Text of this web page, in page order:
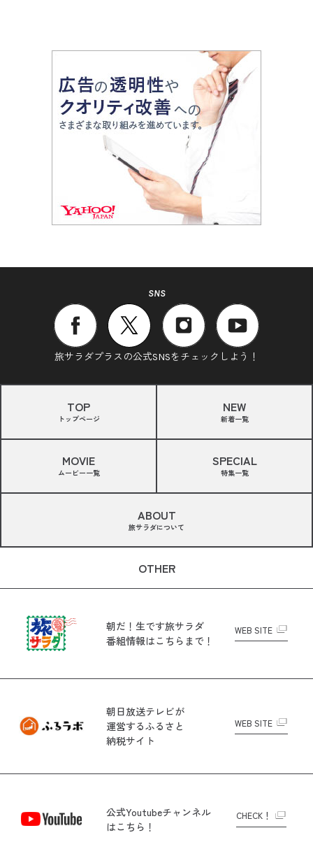
SNS
旅サラダプラスの公式SNSをチェックしよう！
TOP
トップページ
NEW
新着一覧
MOVIE
ムービー一覧
SPECIAL
特集一覧
ABOUT
旅サラダについて
OTHER
朝だ！生です旅サラダ
番組情報はこちらまで！
WEB SITE
朝日放送テレビが
運営するふるさと
納税サイト
WEB SITE
公式Youtubeチャンネル
はこちら！
CHECK！